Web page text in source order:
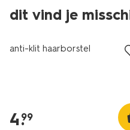
dit vind je
anti-klit haarborstel
4.
99